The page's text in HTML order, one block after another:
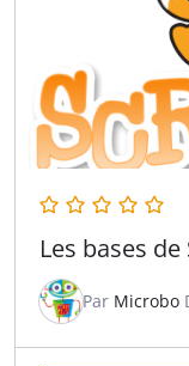
Les bases de
Par Microbo